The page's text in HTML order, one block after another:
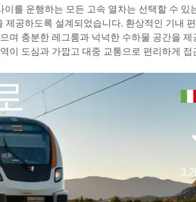
를 운행하는 모든 고속 열차는 선택할 수 있
공하도록 설계되었습니다. 환상적인 기내
충분한 레그룸과 넉넉한 수하물 공간을
도심과 가깝고 대중 교통으로 편리하게
3